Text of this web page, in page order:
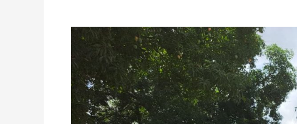
Radicado
Pliego
Nacional
Estatal